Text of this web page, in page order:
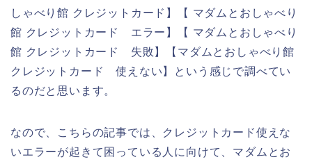
しゃべり館 クレジットカード】【 マダムとおしゃべり
館 クレジットカード エラー】【 マダムとおしゃべり
館 クレジットカード 失敗】【マダムとおしゃべり館
クレジットカード 使えない】という感じで調べてい
るのだと思います。
なので、こちらの記事では、クレジットカード使えな
いエラーが起きて困っている人に向けて、マダムとお